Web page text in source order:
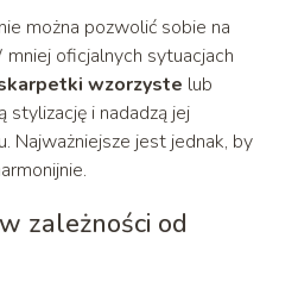
można pozwolić sobie na
oficjalnych sytuacjach
wzorzyste lub
i nadadzą jej
Najważniejsze jest jednak, by
zależności od